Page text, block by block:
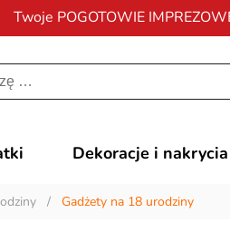
Twoje POGOTOWIE
Darmowa dostawana
Dekoracje i nakrycia
/ Gadżety na 18 urodziny